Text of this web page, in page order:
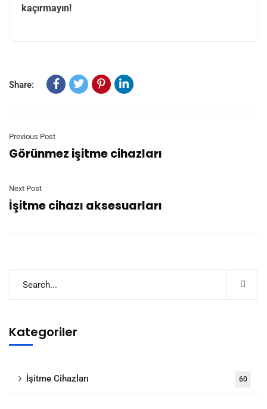
kaçırmayın!
Share:
Previous Post
Görünmez işitme cihazları
Next Post
İşitme cihazı aksesuarları
Kategoriler
İşitme Cihazları 60